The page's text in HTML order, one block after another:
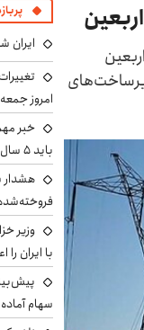
ایران
امروز جمعه ۱۶ مرداد ۱۴۰۵ را ببینند
خبر
باید ۵ سال بیشتر کار کنند
هشدار
وزیر
با ایران را
سهام